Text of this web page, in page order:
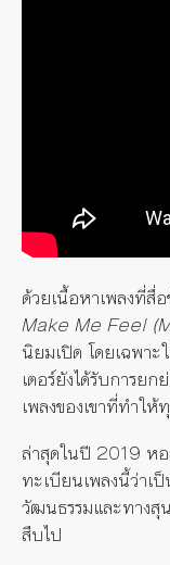
ด้วยเนื้อหาเพลงที่สื่
Make Me Feel
นิยมเปิด โดยเฉพา
เตอร์ยังได้รับการยก
เพลงของเขาที่ทำใ
ล่าสุดในปี 2019 หอ
ทะเบียนเพลงนี้ว่าเ
วัฒนธรรมและทางสุ
สืบไป